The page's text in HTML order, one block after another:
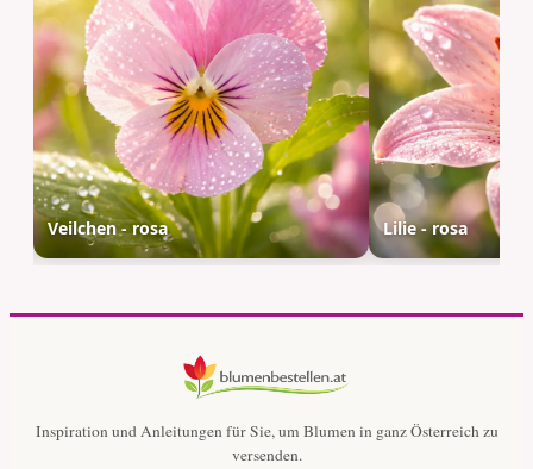
Veilchen - rosa Lilie - rosa
Inspiration und Anleitungen für Sie, um Blumen in ganz Österreich zu
versenden.